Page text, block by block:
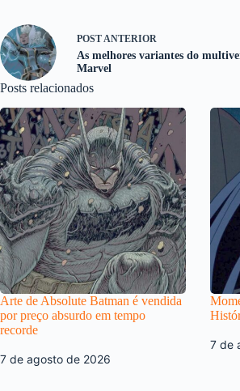
POST ANTERIOR
As melhores variantes do
Marvel
Posts relacionados
Arte de Absolute Batman é vendida
por preço absurdo em tempo
recorde
7 de agosto de 2026
7 de